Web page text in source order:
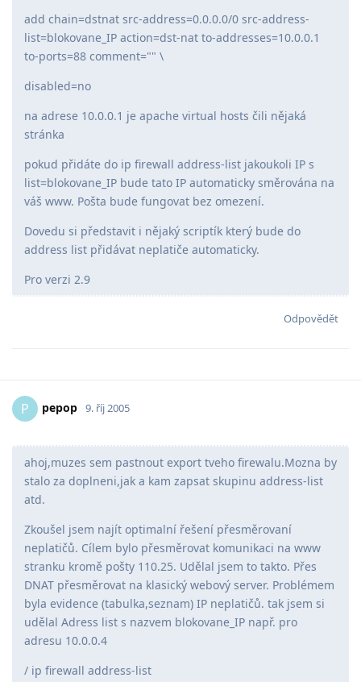
add chain=dstnat src-address=0.0.0.0/0 src-address-
list=blokovane_IP action=dst-nat to-addresses=10.0.0.1
to-ports=88 comment="" \
disabled=no
na adrese 10.0.0.1 je apache virtual hosts čili nějaká
stránka
pokud přidáte do ip firewall address-list jakoukoli IP s
list=blokovane_IP bude tato IP automaticky směrována na
váš www. Pošta bude fungovat bez omezení.
Dovedu si představit i nějaký scriptík který bude do
address list přidávat neplatiče automaticky.
Pro verzi 2.9
Odpovědět
P pepop 9. říj 2005
ahoj,muzes sem pastnout export tveho firewalu.Mozna by
stalo za doplneni,jak a kam zapsat skupinu address-list
atd.
Zkoušel jsem najít optimalní řešení přesměrovaní
neplatičů. Cílem bylo přesměrovat komunikaci na www
stranku kromě pošty 110.25. Udělal jsem to takto. Přes
DNAT přesměrovat na klasický webový server. Problémem
byla evidence (tabulka,seznam) IP neplatičů. tak jsem si
udělal Adress list s nazvem blokovane_IP např. pro
adresu 10.0.0.4
/ ip firewall address-list